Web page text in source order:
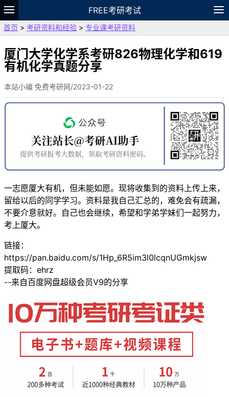
FREE考研考试
题库
故事 专题 APP
VIP
资料
首页 > 考研资料和经验 > 专业课考研资料
厦门大学化学系考研826物理化学和619
有机化学真题分享
本站小编 免费考研网/2023-01-22
一志愿厦大有机，但未能如愿。现将收集到的资料上传上来，
留给以后的同学学习。资料是我自己汇总的，难免会有疏漏，
不要介意就好。自己也会继续，希望和学弟学妹们一起努力，
考上厦大。
链接：
https://pan.baidu.com/s/1Hp_6R5im3l0lcqnUGmkjsw
提取码：ehrz
--来自百度网盘超级会员V9的分享